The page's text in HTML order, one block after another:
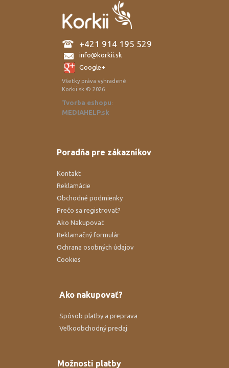
+421 914 195 529
info@korkii.sk
Google+
Všetky práva vyhradené.
Korkii.sk © 2026
Tvorba eshopu:
MEDIAHELP.sk
Poradňa pre zákazníkov
Kontakt
Reklamácie
Obchodné podmienky
Prečo sa registrovať?
Ako Nakupovať
Reklamačný formulár
Ochrana osobných údajov
Cookies
Ako nakupovať?
Spôsob platby a preprava
Veľkoobchodný predaj
Možnosti platby